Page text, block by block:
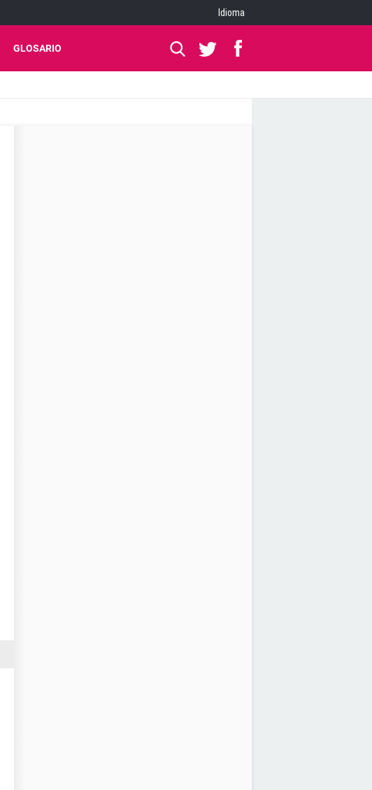
Idioma
GLOSARIO